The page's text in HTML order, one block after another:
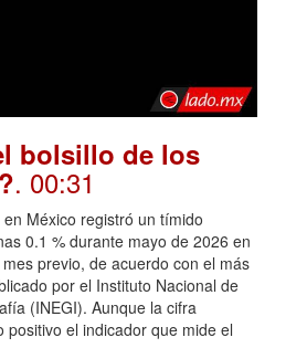
bolsillo de los
. 00:31
México registró un tímido
0.1 % durante mayo de 2026 en
previo, de acuerdo con el más
por el Instituto Nacional de
(INEGI). Aunque la cifra
positivo el indicador que mide el